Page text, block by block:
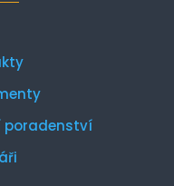
poradenství